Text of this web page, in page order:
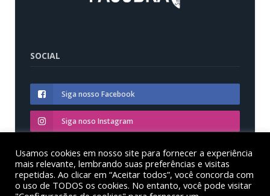
SOCIAL
Siga nosso Facebook
Siga noso Instagram
Siga nosso YouTube
Usamos cookies em nosso site para fornecer a experiência
mais relevante, lembrando suas preferências e visitas
repetidas. Ao clicar em “Aceitar todos”, você concorda com
o uso de TODOS os cookies. No entanto, você pode visitar